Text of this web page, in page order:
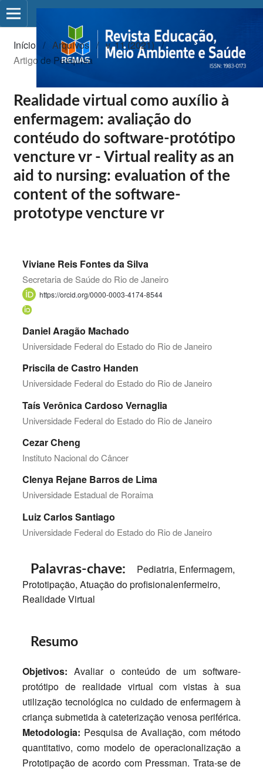
Início / Arquivos / v. 11 (2021) /
Artigo de Pesquisa
Realidade virtual como auxílio à
enfermagem: avaliação do
contéudo do software-protótipo
vencture vr - Virtual reality as an
aid to nursing: evaluation of the
content of the software-
prototype vencture vr
Viviane Reis Fontes da Silva
Secretaria de Saúde do Rio de Janeiro
https://orcid.org/0000-0003-4174-8544
Daniel Aragão Machado
Universidade Federal do Estado do Rio de Janeiro
Priscila de Castro Handen
Universidade Federal do Estado do Rio de Janeiro
Taís Verônica Cardoso Vernaglia
Universidade Federal do Estado do Rio de Janeiro
Cezar Cheng
Instituto Nacional do Câncer
Clenya Rejane Barros de Lima
Universidade Estadual de Roraima
Luiz Carlos Santiago
Universidade Federal do Estado do Rio de Janeiro
Palavras-chave:
Pediatria, Enfermagem,
Prototipação, Atuação do profisionalenfermeiro,
Realidade Virtual
Resumo
Objetivos: Avaliar o conteúdo de um software-
protótipo de realidade virtual com vistas à sua
utilização tecnológica no cuidado de enfermagem à
criança submetida à cateterização venosa periférica.
Metodologia: Pesquisa de Avaliação, com método
quantitativo, como modelo de operacionalização a
Prototipação de acordo com Pressman. Trata-se de